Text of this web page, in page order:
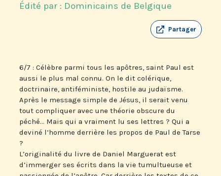
Édité par : Dominicains de Belgique
Partager
6/7 : Célèbre parmi tous les apôtres, saint Paul est
aussi le plus mal connu. On le dit colérique,
doctrinaire, antiféministe, hostile au judaïsme.
Après le message simple de Jésus, il serait venu
tout compliquer avec une théorie obscure du
péché… Mais qui a vraiment lu ses lettres ? Qui a
deviné l’homme derrière les propos de Paul de Tarse
?
L’originalité du livre de Daniel Marguerat est
d’immerger ses écrits dans la vie tumultueuse et